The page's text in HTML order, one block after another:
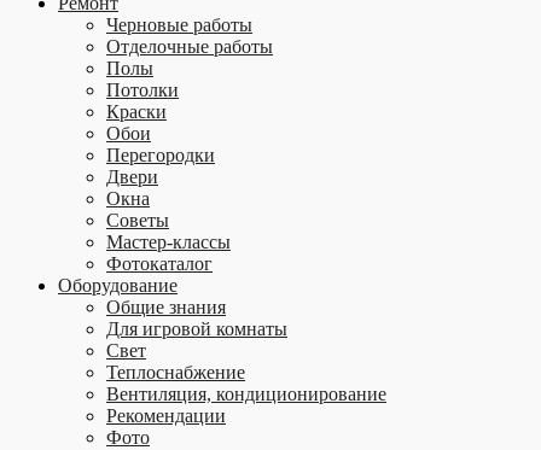
Черновые работы
Отделочные работы
Полы
Потолки
Краски
Обои
Перегородки
Двери
Окна
Советы
Мастер-классы
Фотокаталог
Оборудование
Общие знания
Для игровой комнаты
Свет
Теплоснабжение
Вентиляция, кондиционирование
Рекомендации
Фото